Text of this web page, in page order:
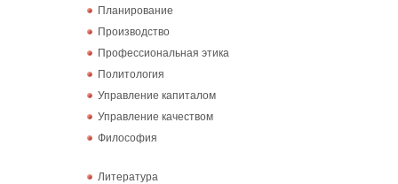
Планирование
Производство
Профессиональная этика
Политология
Управление капиталом
Управление качеством
Философия
Литература